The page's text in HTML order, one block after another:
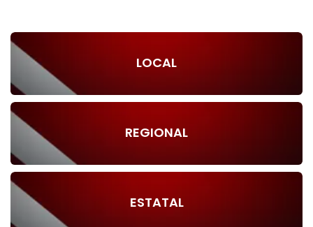
LOCAL
REGIONAL
ESTATAL